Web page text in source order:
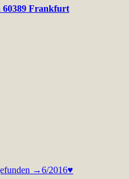
Frankfurt